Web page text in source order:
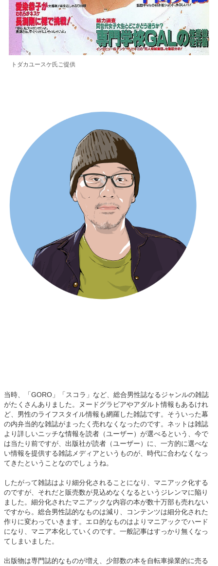
トダカユースケ氏ご提供
当時、「GORO」「スコラ」など、総合男性誌なるジャンルの雑誌
がたくさんありました。ヌードグラビアやアダルト情報もあるけれ
ど、男性のライフスタイル情報も網羅した雑誌です。そういった幕
の内弁当的な雑誌がまったく売れなくなったのです。ネットは雑誌
より詳しいニッチな情報を読者（ユーザー）が選べるという、今で
は当たり前ですが、出版社が読者（ユーザー）に、一方的に選べな
い情報を提供する雑誌メディアというものが、時代に合わなくなっ
てきたということなのでしょうね。
したがって雑誌はより細分化されることになり、マニアック化する
のですが、それだと販売数が見込めなくなるというジレンマに陥り
ました。細分化されたマニアックな内容の本が数十万部も売れない
ですから。総合男性誌的なものは減り、コンテンツは細分化された
作りに変わっていきます。エロ的なものはよりマニアックでハード
になり、マニア本化していくのです。一般記事はすっかり無くなっ
てしまいました。
出版物は専門誌的なものが増え、少部数の本を自転車操業的に売る